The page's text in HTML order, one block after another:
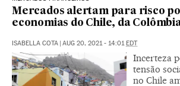
Mercados alertam para risco
economias do Chile, da
ISABELLA COTA AUG 20, 2021 - 14:01 EDT
Incerteza
tensão
no Chile